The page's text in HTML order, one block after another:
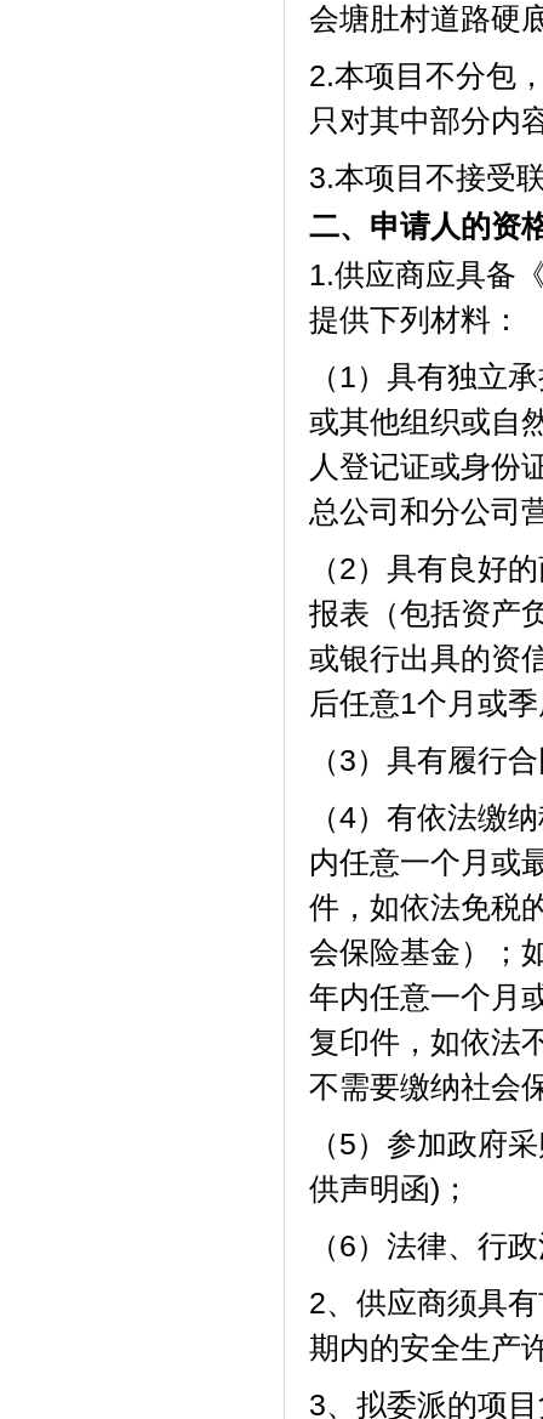
会塘肚村道路硬
2.本项目不分包
只对其中部分内
3.本项目不接受
二、申请人的资
1.供应商应具备
提供下列材料：
（ 1）具有独立
或其他组织或自
人登记证或身份
总公司和分公司
（2） 具有良好
报表（包括资产
或银行出具的资
后任意1个月或
（3） 具有履行
（4） 有依法缴
内任意一个月或
件，如依法免税
会保险基金）；
年内任意一个月
复印件，如依法
不需要缴纳社会
（5） 参加政府
供声明函)；
（6）法律、行
2、供应商须具
期内的安全生产
3、拟委派的项